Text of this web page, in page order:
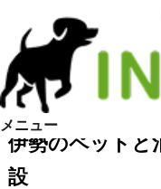
メニュー
伊勢のペットと
設